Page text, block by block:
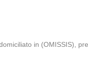
in (OMISSIS),